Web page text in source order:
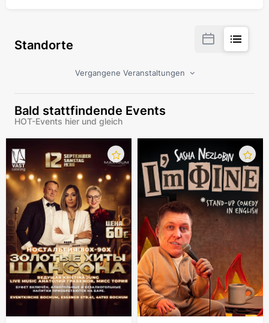
Standorte
Vergangene Veranstaltungen
Bald stattfindende Events
HOT-Events hier und gleich